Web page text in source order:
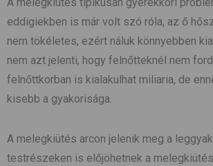
eddigiekben is már volt szó róla, az ő
nem tökéletes, ezért náluk könnyebben
nem azt jelenti, hogy felnőtteknél nem
felnőttkorban is kialakulhat miliaria, de
kisebb a gyakorisága.
A melegkiütés arcon jelenik meg a
testrészeken is előjöhetnek a